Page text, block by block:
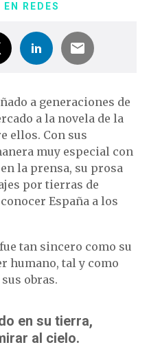
REDES
a generaciones de
a la novela de la
ellos. Con sus
muy especial con
la prensa, su prosa
por tierras de
España a los
tan sincero como su
humano, tal y como
obras.
en su tierra,
al cielo.